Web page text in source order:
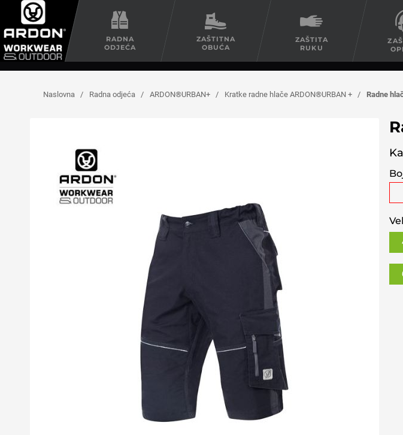
RADNA
ODJEĆA
ZAŠTITNA
OBUĆA
ZAŠTITA
RUKU
Naslovna / Radna odjeća / ARDON®URBAN+ / Kratke radne hlače ARDON®URBAN + / Radne